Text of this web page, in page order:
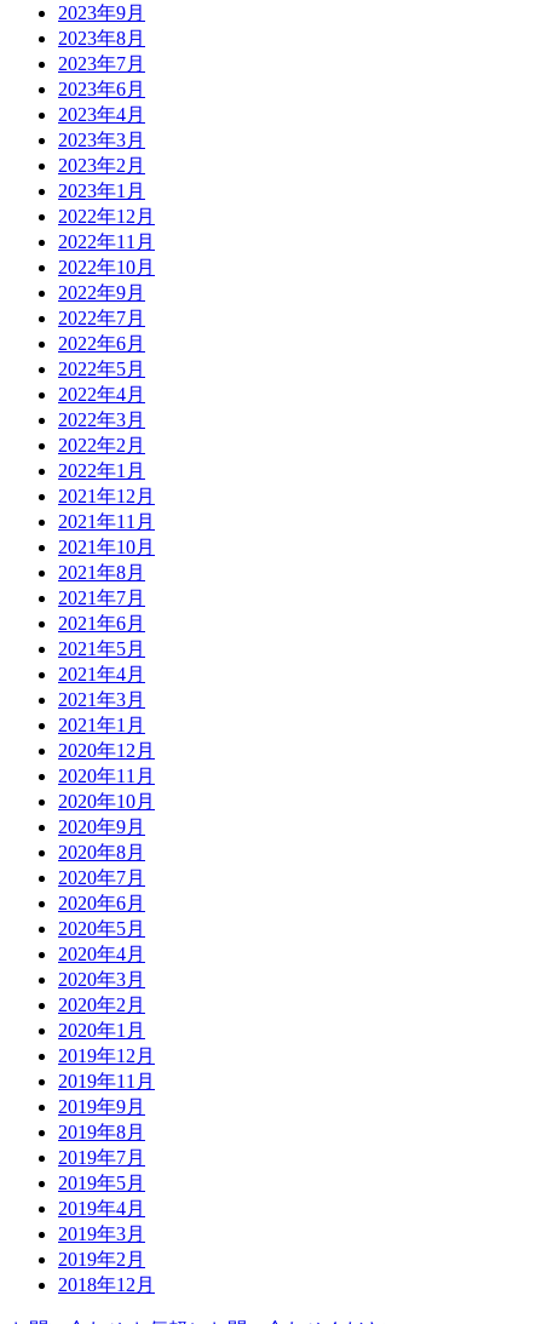
2023年9月
2023年8月
2023年7月
2023年6月
2023年4月
2023年3月
2023年2月
2023年1月
2022年12月
2022年11月
2022年10月
2022年9月
2022年7月
2022年6月
2022年5月
2022年4月
2022年3月
2022年2月
2022年1月
2021年12月
2021年11月
2021年10月
2021年8月
2021年7月
2021年6月
2021年5月
2021年4月
2021年3月
2021年1月
2020年12月
2020年11月
2020年10月
2020年9月
2020年8月
2020年7月
2020年6月
2020年5月
2020年4月
2020年3月
2020年2月
2020年1月
2019年12月
2019年11月
2019年9月
2019年8月
2019年7月
2019年5月
2019年4月
2019年3月
2019年2月
2018年12月